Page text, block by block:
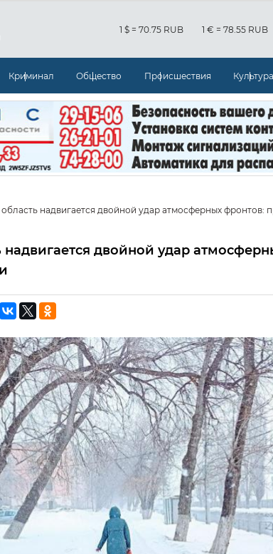
1 $ = 70.75 RUB 1 € = 78.55 RUB
Криминал Общество Происшествия Культура
надвигается двойной удар атмосферных фронтов:
надвигается двойной удар